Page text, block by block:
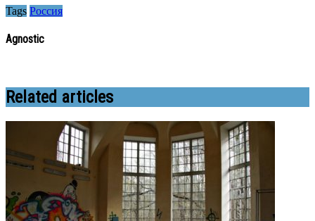
Tags Россия
Agnostic
Related articles